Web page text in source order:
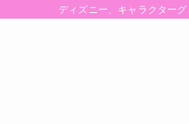
ディズニー、キャラクター